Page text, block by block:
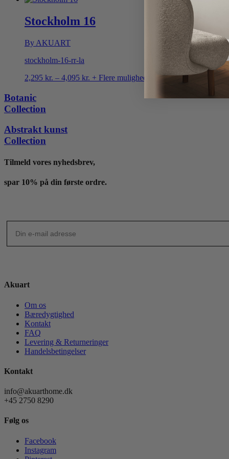
4,095 kr.
Stockholm 16
By AKUART
stockholm-16-rr-la
2,295 kr. – 4,095 kr. Prisinterval:
+ Flere muligheder
Botanic
Collection
Abstrakt kunst
Collection
Tilmeld vores nyhedsbrev,
spar 10% på din første ordre.
Akuart
Om os
Bæredygtighed
Kontakt
FAQ
Levering & Returneringer
Handelsbetingelser
Kontakt
info@akuarthome.dk
+45 2750 8290
Følg os
Facebook
Instagram